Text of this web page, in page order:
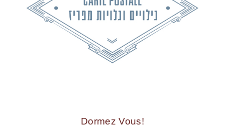
!Dormez Vous